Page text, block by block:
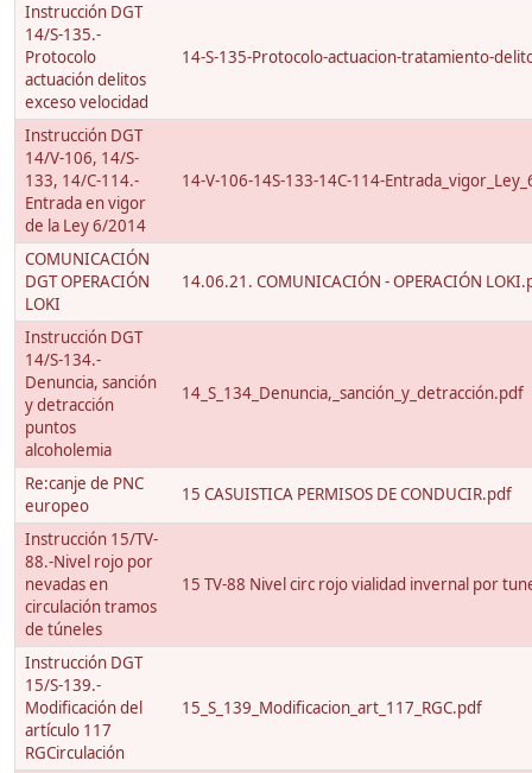
Instrucción DGT
14/S-135.-
Protocolo
actuación delitos
exceso velocidad
14-S-135-Protocolo-actuacion-tratamiento-
Instrucción DGT
14/V-106, 14/S-
133, 14/C-114.-
Entrada en vigor
de la Ley 6/2014
14-V-106-14S-133-14C-114-
COMUNICACIÓN
DGT OPERACIÓN
LOKI
14.06.21. COMUNICACIÓN - OPERACIÓN
Instrucción DGT
14/S-134.-
Denuncia, sanción
y detracción
puntos
alcoholemia
14_S_134_Denuncia,_sanción_y_detracción.pdf
Re:canje de PNC
europeo
15 CASUISTICA PERMISOS DE CONDUCIR.pdf
Instrucción 15/TV-
88.-Nivel rojo por
nevadas en
circulación tramos
de túneles
15 TV-88 Nivel circ rojo vialidad invernal por
Instrucción DGT
15/S-139.-
Modificación del
artículo 117
RGCirculación
15_S_139_Modificacion_art_117_RGC.pdf